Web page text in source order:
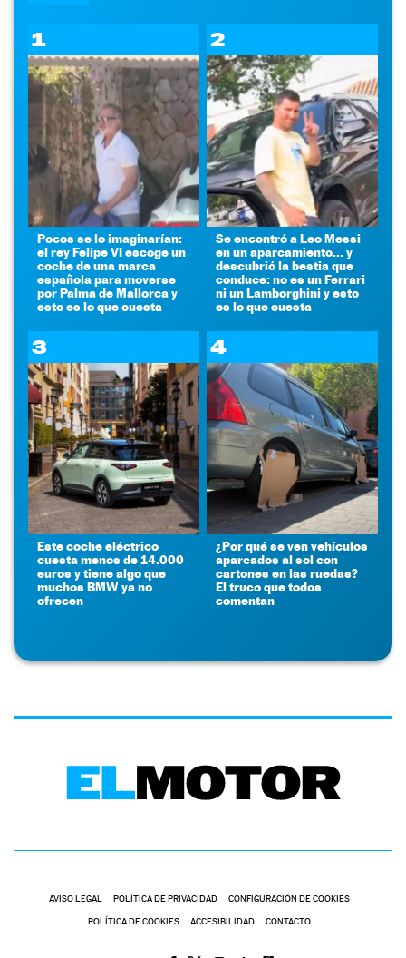
1
Pocos se lo imaginarían:
el rey Felipe VI escoge un
coche de una marca
española para moverse
por Palma de Mallorca y
esto es lo que cuesta
2
Se encontró a Leo Messi
en un aparcamiento... y
descubrió la bestia que
conduce: no es un Ferrari
ni un Lamborghini y esto
es lo que cuesta
3
Este coche eléctrico
cuesta menos de 14.000
euros y tiene algo que
muchos BMW ya no
ofrecen
4
¿Por qué se ven vehículos
aparcados al sol con
cartones en las ruedas?
El truco que todos
comentan
AVISO LEGAL POLÍTICA DE PRIVACIDAD CONFIGURACIÓN DE COOKIES
POLÍTICA DE COOKIES ACCESIBILIDAD CONTACTO